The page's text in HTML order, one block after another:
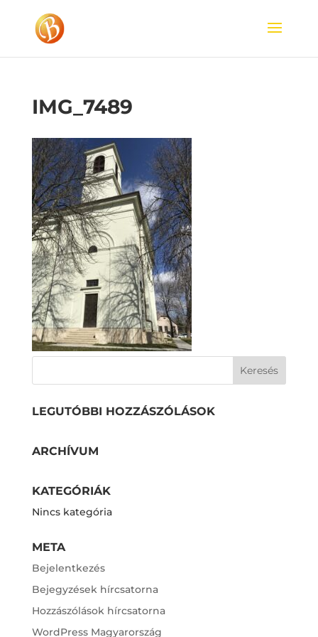
IMG_7489
LEGUTÓBBI HOZZÁSZÓLÁSOK
ARCHÍVUM
KATEGÓRIÁK
Nincs kategória
META
Bejelentkezés
Bejegyzések hírcsatorna
Hozzászólások hírcsatorna
WordPress Magyarország